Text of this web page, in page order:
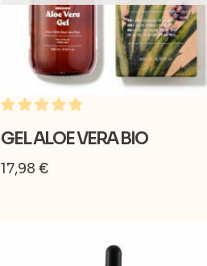
GEL ALOE VERA BIO
17,98 €